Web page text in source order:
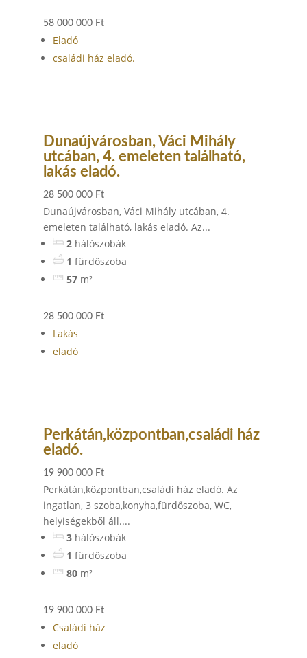
58 000 000 Ft
Eladó
családi ház eladó.
Dunaújvárosban, Váci Mihály
utcában, 4. emeleten található,
lakás eladó.
28 500 000 Ft
Dunaújvárosban, Váci Mihály utcában, 4.
emeleten található, lakás eladó. Az...
2 hálószobák
1 fürdőszoba
57 m²
28 500 000 Ft
Lakás
eladó
Perkátán,központban,családi ház
eladó.
19 900 000 Ft
Perkátán,központban,családi ház eladó. Az
ingatlan, 3 szoba,konyha,fürdőszoba, WC,
helyiségekből áll....
3 hálószobák
1 fürdőszoba
80 m²
19 900 000 Ft
Családi ház
eladó